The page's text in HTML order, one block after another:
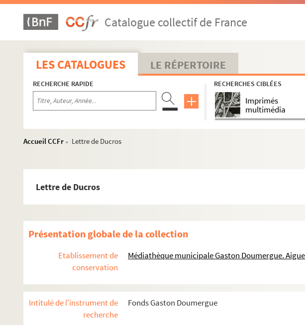
Catalogue collectif de France
LES CATALOGUES LE RÉPERTOIRE
RECHERCHE RAPIDE RECHERCHES CIBLÉES
Imprimés
multimédia
Accueil CCFr >
Lettre de Ducros
Lettre de Ducros
Présentation globale de la collection
Etablissement de
conservation
Médiathèque municipale Gaston Doumergue.
Intitulé de l'instrument de
recherche
Fonds Gaston Doumergue
Famille Doumergue
2J1. Pierre Doumergue (1771-1814) et Marguerite Hébrard (1770-1836)
2J2. Pierre Doumergue (1799-1849) et Adelaide Viallat (1801-1869)